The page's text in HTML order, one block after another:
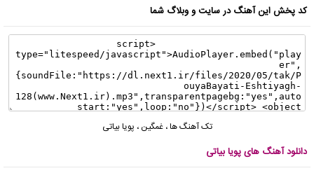
کد پخش این آهنگ در سایت و وبلاگ شما
تک آهنگ ها،غمگین ، پویا بیاتی
دانلود آهنگ های پویا بیاتی